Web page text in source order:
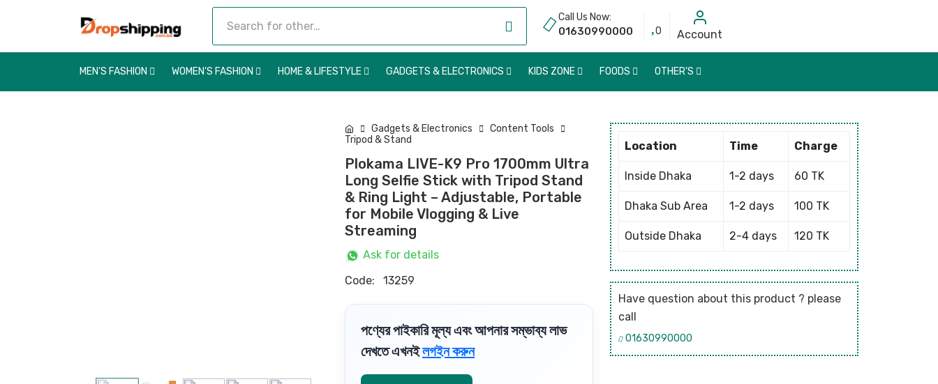
Call Us Now:
01630990000 0 Account
MEN'S FASHION WOMEN'S FASHION HOME & LIFESTYLE GADGETS & ELECTRONICS KIDS ZONE FOODS OTHER'S
Gadgets & Electronics
Content Tools
Tripod & Stand
Plokama LIVE-K9 Pro 1700mm Ultra
Long Selfie Stick with Tripod Stand
& Ring Light – Adjustable, Portable
for Mobile Vlogging & Live
Streaming
Ask for details
Code:
13259
পণ্যের পাইকারি মূল্য এবং আপনার সম্ভাব্য লাভ
দেখতে এখনইলগইন করুন
Location Time Charge
Inside Dhaka 1-2 days 60 TK
Dhaka Sub Area 1-2 days 100 TK
Outside Dhaka 2-4 days 120 TK
Have question about this product ? please
call
01630990000